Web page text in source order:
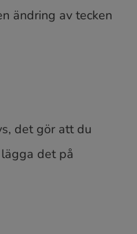
ändring av tecken
det gör att du
det på